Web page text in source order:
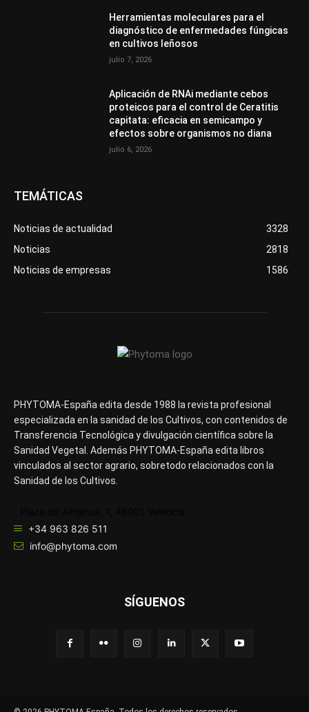
Herramientas moleculares para el
diagnóstico de enfermedades fúngicas
en cultivos leñosos
julio 7, 2026
Aplicación de RNAi mediante cebos
proteicos para el control de Ceratitis
capitata: eficacia en semicampo y
efectos sobre organismos no diana
julio 6, 2026
TEMÁTICAS
Noticias de actualidad
3328
Noticias
2818
Noticias de empresas
1586
PHYTOMA-España edita desde 1988 la revista profesional
especializada en la sanidad de los Cultivos, con contenidos de
Transferencia Tecnológica y divulgación científica sobre la
Sanidad Vegetal. Además PHYTOMA-España edita libros
vinculados al sector agrario, sobretodo relacionados con la
Sanidad de los Cultivos.
+34 963 826 511
info@phytoma.com
SÍGUENOS